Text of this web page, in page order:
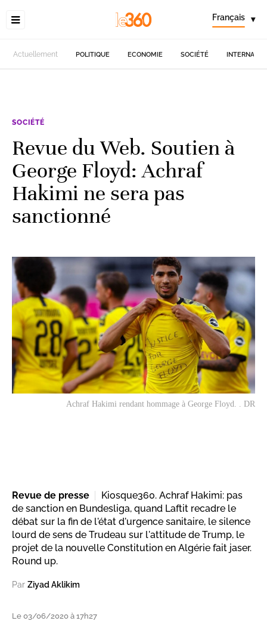
Français ▾
Actuellement POLITIQUE ECONOMIE SOCIÉTÉ
SOCIÉTÉ
Revue du Web. Soutien à
George Floyd: Achraf
Hakimi ne sera pas
sanctionné
Achraf Hakimi rendant hommage à George Floyd. . DR
Revue de presse
Kiosque360. Achraf Hakimi: pas
de sanction en Bundesliga, quand Laftit recadre le
débat sur la fin de l'état d'urgence sanitaire, le silence
lourd de sens de Trudeau sur l'attitude de Trump, le
projet de la nouvelle Constitution en Algérie fait jaser.
Round up.
Par Ziyad Aklikim
Le 03/06/2020 à 17h27